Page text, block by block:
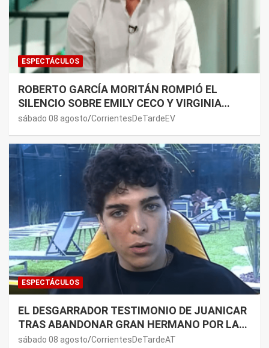
ESPECTÁCULOS
ROBERTO GARCÍA MORITÁN ROMPIÓ EL
SILENCIO SOBRE EMILY CECO Y VIRGINIA
GALLARDO: “DEDÍQUENSE A SUS VIDAS”
sábado 08 agosto CorrientesDeTardeEV
ESPECTÁCULOS
EL DESGARRADOR TESTIMONIO DE JUANICAR
TRAS ABANDONAR GRAN HERMANO POR LA
SALUD DE SU MAMÁ.
sábado 08 agosto CorrientesDeTardeAT